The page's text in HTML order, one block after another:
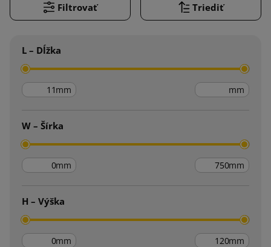
Filtrovať Triediť
L – Dĺžka
mm mm
W – Šírka
mm mm
H – Výška
mm mm